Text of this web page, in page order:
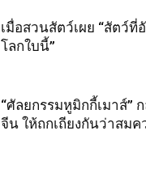
เมื่อสวนสัตว์เผย “สัตว์
โลกใบนี้”
“ศัลยกรรมหูมิกกี้เมาส์”
จีน ให้ถกเถียงกันว่าสมค